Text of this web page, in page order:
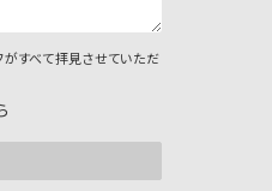
すべて拝見させていただ